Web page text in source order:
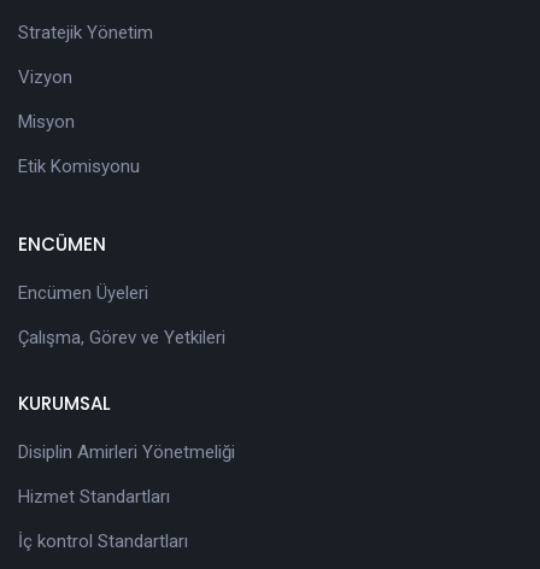
Stratejik Yönetim
Vizyon
Misyon
Etik Komisyonu
ENCÜMEN
Encümen Üyeleri
Çalışma, Görev ve Yetkileri
KURUMSAL
Disiplin Amirleri Yönetmeliği
Hizmet Standartları
İç kontrol Standartları